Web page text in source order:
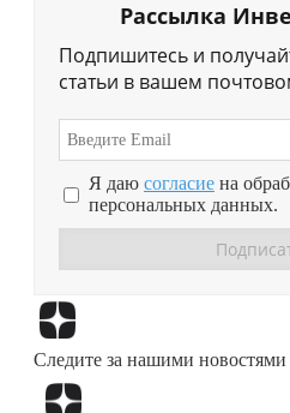
Рассылка
Подпишитесь и
статьи в вашем
Я даю согласие на
персональных данных.
Следите за нашими